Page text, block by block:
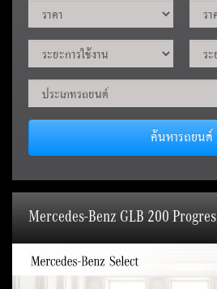
ค้นหารถยนต์
Mercedes-Benz GLB 200